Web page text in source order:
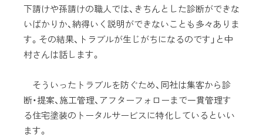
下請けや孫請けの職人では、きちんとした診断ができな
いばかりか、納得いく説明ができないことも多々ありま
す。その結果、トラブルが生じがちになるのです」と中
村さんは話します。
そういったトラブルを防ぐため、同社は集客から診
断・提案、施工管理、アフターフォローまで一貫管理す
る住宅塗装のトータルサービスに特化しているといい
ます。